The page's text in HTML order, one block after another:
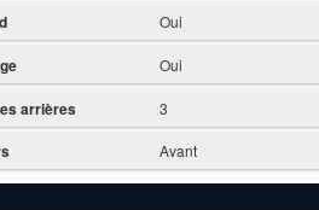
Oui
Oui
arrières 3
Avant